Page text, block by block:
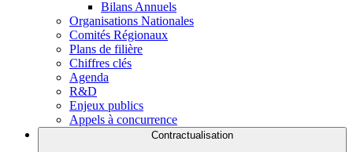
Bilans Annuels
Organisations Nationales
Comités Régionaux
Plans de filière
Chiffres clés
Agenda
R&D
Enjeux publics
Appels à concurrence
Contractualisation